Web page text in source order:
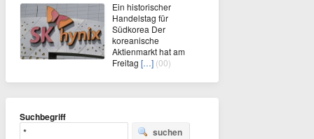
Ein historischer
Handelstag für
Südkorea Der
koreanische
Aktienmarkt hat am
Freitag […] (00)
Suchbegriff
suchen